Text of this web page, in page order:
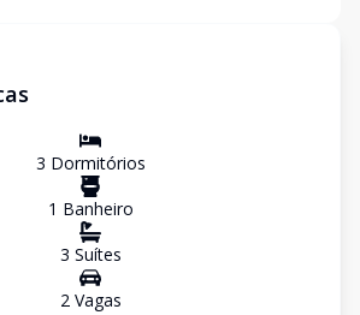
3 Dormitórios
1 Banheiro
3 Suítes
2Vagas